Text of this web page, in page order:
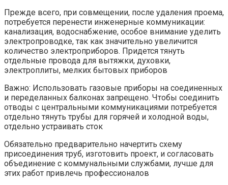
Прежде всего, при совмещении, после удаления проема,
потребуется перенести инженерные коммуникации:
канализация, водоснабжение, особое внимание уделить
электропроводке, так как значительно увеличится
количество электроприборов. Придется тянуть
отдельные провода для вытяжки, духовки,
электроплиты, мелких бытовых приборов
Важно: Использовать газовые приборы на соединенных
и переделанных балконах запрещено. Чтобы соединить
отводы с центральными коммуникациями потребуется
отдельно тянуть трубы для горячей и холодной воды,
отдельно устраивать сток
Обязательно предварительно начертить схему
присоединения труб, изготовить проект, и согласовать
объединение с коммунальными службами, лучше для
этих работ привлечь профессионалов